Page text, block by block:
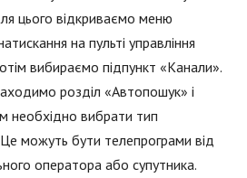
цього відкриваємо меню
на пульті управління
вибираємо підпункт «Канали».
розділ «Автопошук» і
необхідно вибрати тип
можуть бути телепрограми від
оператора або супутника.